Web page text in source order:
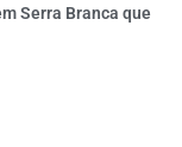
Serra Branca que